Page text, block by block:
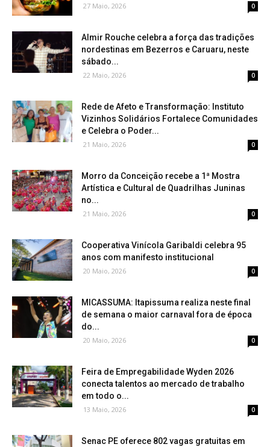
27 Maio, 2026 0
Almir Rouche celebra a força das tradições
nordestinas em Bezerros e Caruaru, neste
sábado...
22 Maio, 2026 0
Rede de Afeto e Transformação: Instituto
Vizinhos Solidários Fortalece Comunidades
e Celebra o Poder...
21 Maio, 2026 0
Morro da Conceição recebe a 1ª Mostra
Artística e Cultural de Quadrilhas Juninas
no...
21 Maio, 2026 0
Cooperativa Vinícola Garibaldi celebra 95
anos com manifesto institucional
20 Maio, 2026 0
MICASSUMA: Itapissuma realiza neste final
de semana o maior carnaval fora de época
do...
20 Maio, 2026 0
Feira de Empregabilidade Wyden 2026
conecta talentos ao mercado de trabalho
em todo o...
13 Maio, 2026 0
Senac PE oferece 802 vagas gratuitas em